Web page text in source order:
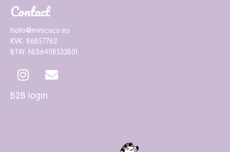
Contact
hello@minicoco.eu
KVK: 86857762
BTW: NL864118533B01
B2B login